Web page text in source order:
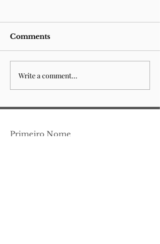
Sempre esteve para
acabar
Comments
Write a comment...
Primeiro Nome